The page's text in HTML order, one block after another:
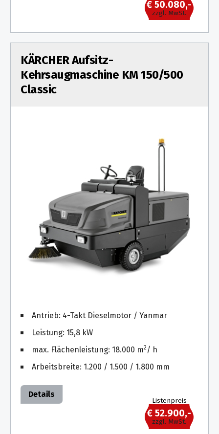
€ 50.080,-
zzgl. MwSt.
KÄRCHER Aufsitz-
Kehrsaugmaschine KM 150/500
Classic
Antrieb: 4-Takt Dieselmotor / Yanmar
Leistung: 15,8 kW
max. Flächenleistung: 18.000 m2/ h
Arbeitsbreite: 1.200 / 1.500 / 1.800 mm
Details
Listenpreis
€ 52.900,-
zzgl. MwSt.